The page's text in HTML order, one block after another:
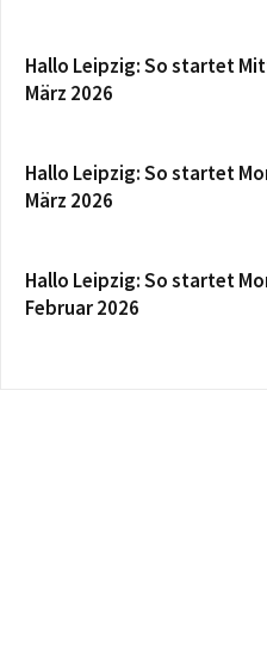
Hallo Leipzig: So startet
März 2026
Hallo Leipzig: So startet
März 2026
Hallo Leipzig: So startet
Februar 2026